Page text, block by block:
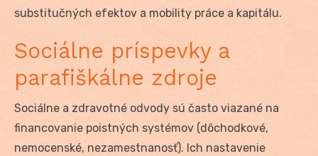
substitučných efektov a mobility práce a kapitálu.
Sociálne príspevky a
parafiškálne zdroje
Sociálne a zdravotné odvody sú často viazané na
financovanie poistných systémov (dôchodkové,
nemocenské, nezamestnanosť). Ich nastavenie